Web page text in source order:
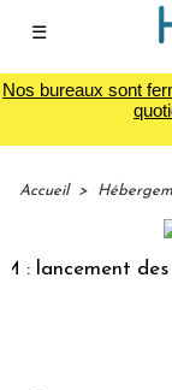
☰
Nos bureaux sont
Accueil >
des